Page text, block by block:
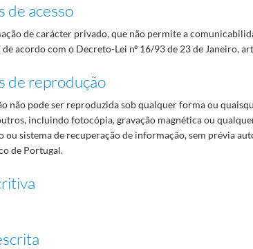
de acesso
de carácter privado, que não permite a
acordo com o Decreto-Lei nº 16/93 de 23 de Janeiro,
de reprodução
não pode ser reproduzida sob qualquer forma ou
incluindo fotocópia, gravação magnética ou
ou sistema de recuperação de informação, sem prévia
de Portugal.